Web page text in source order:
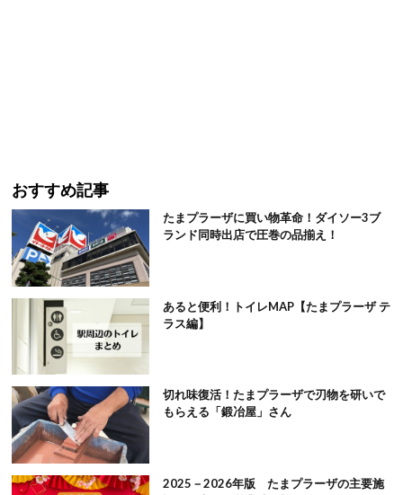
おすすめ記事
たまプラーザに買い物革命！ダイソー3ブ
ランド同時出店で圧巻の品揃え！
あると便利！トイレMAP【たまプラーザ テ
ラス編】
切れ味復活！たまプラーザで刃物を研いで
もらえる「鍛冶屋」さん
2025－2026年版 たまプラーザの主要施